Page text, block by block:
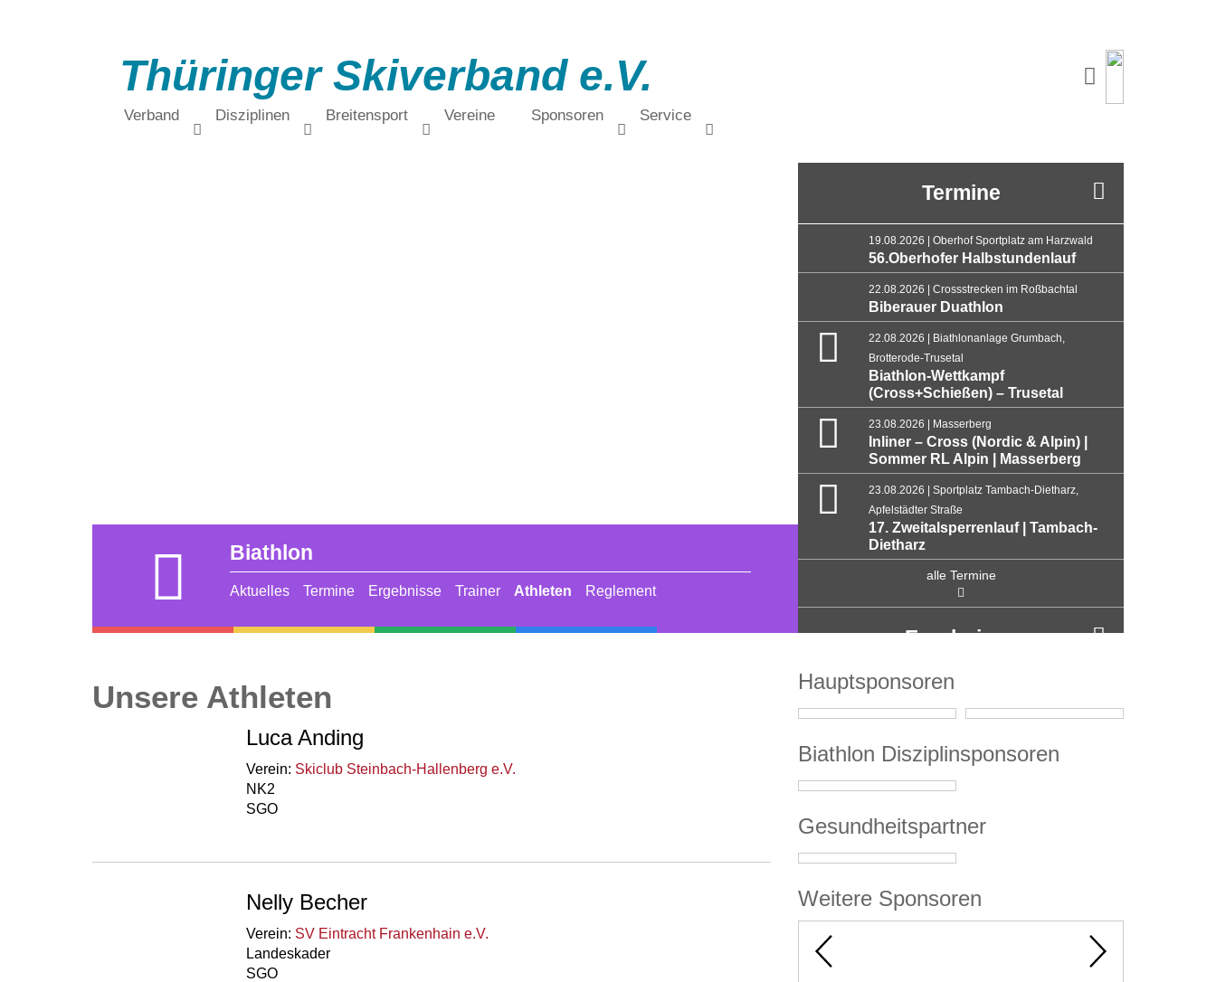
Thüringer Skiverband e.V.
Verband Disziplinen Breitensport Vereine Sponsoren Service
Alpin
Nordische
Skisprung Langlauf
Biathlon
Aktuelles Termine Ergebnisse Trainer Athleten Reglement
Termine
19.08.2026 | Oberhof Sportplatz am Harzwald
56.Oberhofer Halbstundenlauf
22.08.2026 | Crossstrecken im Roßbachtal
Biberauer Duathlon
22.08.2026 | Biathlonanlage Grumbach,
Brotterode-Trusetal
Biathlon-Wettkampf
(Cross+Schießen) – Trusetal
23.08.2026 | Masserberg
Inliner – Cross (Nordic & Alpin) |
Sommer RL Alpin | Masserberg
23.08.2026 | Sportplatz Tambach-Dietharz,
Apfelstädter Straße
17. Zweitalsperrenlauf | Tambach-
Dietharz
alle Termine
Ergebnisse
Unsere Athleten
Luca Anding
Verein: Skiclub Steinbach-Hallenberg e.V.
NK2
SGO
Nelly Becher
Verein: SV Eintracht Frankenhain e.V.
Landeskader
SGO
Hauptsponsoren
Biathlon Disziplinsponsoren
Gesundheitspartner
Weitere Sponsoren